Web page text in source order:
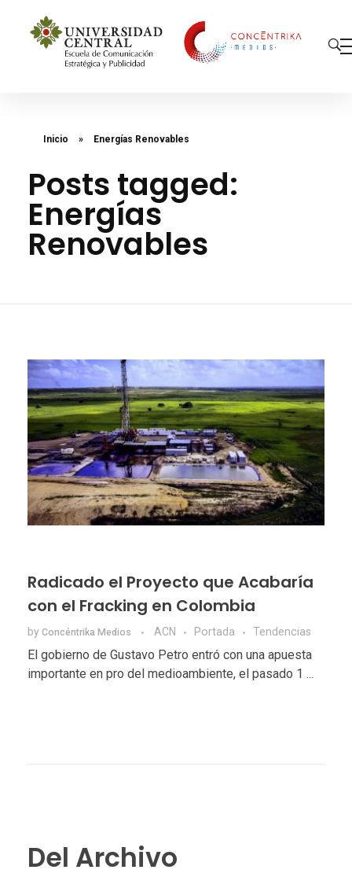
Inicio » Energías Renovables
Posts tagged:
Energías
Renovables
Radicado el Proyecto que Acabaría
con el Fracking en Colombia
by Concéntrika Medios ACN Portada Tendencias
El gobierno de Gustavo Petro entró con una apuesta
importante en pro del medioambiente, el pasado 1 ...
Del Archivo